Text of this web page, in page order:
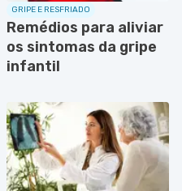
GRIPE E RESFRIADO
Remédios para aliviar
os sintomas da gripe
infantil